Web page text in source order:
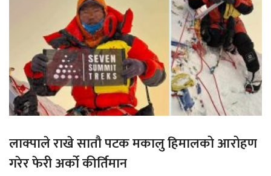
लाक्पाले राखे सातौ पटक मकालु हिमालको आरोहण
गरेर फेरी अर्को कीर्तिमान